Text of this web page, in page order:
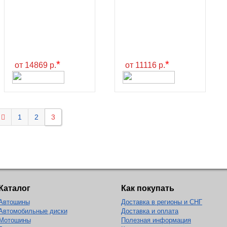
от 14869 р.* от 11116 р.*
1 2 3
Каталог
диски
Мотошины
Как покупать
Доставка в регионы и СНГ
Доставка и оплата
Полезная информация